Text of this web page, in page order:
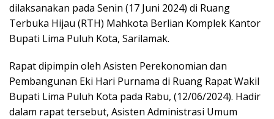
dilaksanakan pada Senin (17 Juni 2024) di Ruang
Terbuka Hijau (RTH) Mahkota Berlian Komplek Kantor
Bupati Lima Puluh Kota, Sarilamak.
Rapat dipimpin oleh Asisten Perekonomian dan
Pembangunan Eki Hari Purnama di Ruang Rapat Wakil
Bupati Lima Puluh Kota pada Rabu, (12/06/2024). Hadir
dalam rapat tersebut, Asisten Administrasi Umum